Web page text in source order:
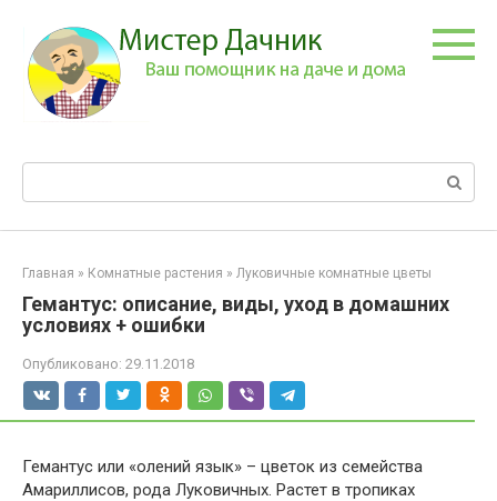
контенту
Главная » Комнатные растения » Луковичные комнатные цветы
Гемантус: описание, виды, уход в домашних
условиях + ошибки
Опубликовано: 29.11.2018
Гемантус или «олений язык» – цветок из семейства
Амариллисов, рода Луковичных. Растет в тропиках